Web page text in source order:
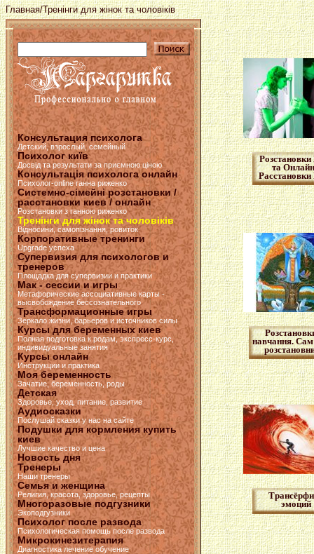
Главная/Тренінги для жінок та чоловіків
Консультация психолога
Детский, взрослый, семейный
Психолог київ
Досвід та результати за приємною ціною
Консультація психолога онлайн
Психолог-online ганна риженко
Системно-сімейні розстановки /
расстановки киев / онлайн
Розстановки з ганною риженко
Тренінги для жінок та чоловіків
Відносини, самопізнання, ровиток
Корпоративные тренинги
Upgrade успеха
Супервизия для психологов и
тренеров
Площадка для супервизии и практики
Мак - сессии и игры
Метафорические ассоциативные карты -
высвобождение бессознательного
Трансформационные игры
Зеркало жизни, барьеров и источников силы
Курсы для беременных киев
Полная подготовка к родам, экспресс-курс,
индивидуальные занятия
Курсы онлайн
Инструкции и практика
Моя беременность
Зачатие, беременность, роды
Детская
Здоровье, уход, питание, развитие
Аудиосказки
Послушай сказки у нас на сайте
Подушки для кормления купить
киев
Лучшие качество и цена
Новость дня
Тренеры
Наши тренеры
Семья и женщина
Религия, красота, здоровье, рецепты
Многоразовые подгузники
Экоподгузники
Психолог после развода
Психологическая помощь после развода
Микрокинезитерапия
Диагностика лечение обучение
Розстановки
та
Расстановки
навчання. Сам
эмоций